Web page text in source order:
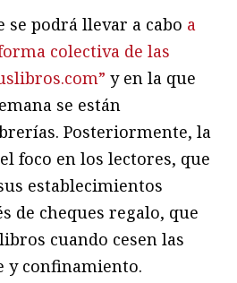
se podrá llevar a cabo a
colectiva de las
y en la que
se están
Posteriormente, la
foco en los lectores, que
establecimientos
de cheques regalo, que
cuando cesen las
y confinamiento.